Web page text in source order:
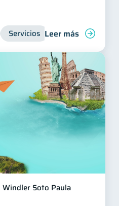
Servicios Inclusión financiera
Leer más
Windler Soto Paula